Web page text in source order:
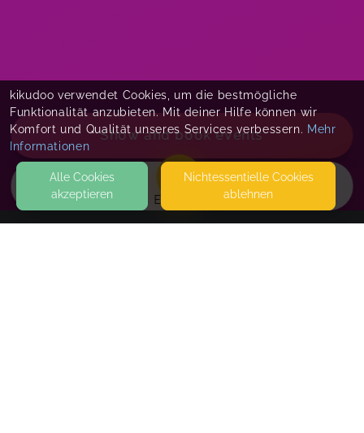
EVENTS
Show and book events
kikudoo verwendet Cookies, um die bestmögliche
Funktionalität anzubieten. Mit deiner Hilfe können wir
Komfort und Qualität unseres Services verbessern. Mehr
Informationen
Alle Cookies
akzeptieren
Nicht­essentielle Cookies
ablehnen